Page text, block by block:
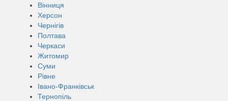
Вінниця
Херсон
Чернігів
Полтава
Черкаси
Житомир
Суми
Рівне
Івано-Франківськ
Тернопіль